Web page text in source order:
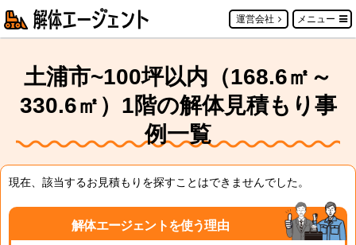
運営会社 メニュー
土浦市~100坪以内（168.6㎡～
330.6㎡）1階の解体見積もり事
例一覧
現在、該当するお見積もりを探すことはできませんでした。
解体エージェントを使う理由